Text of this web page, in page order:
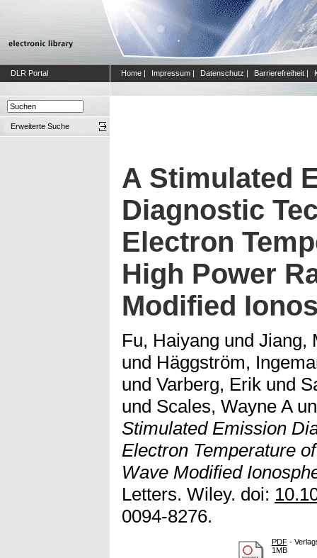
DLR Portal Home | Impressum | Datenschutz | Barrierefreiheit |
Erweiterte Suche
A Stimulated
Diagnostic
Electron
High Power
Modified
Fu, Haiyang und Jiang,
und Häggström,
und Varberg, Erik und
und Scales, Wayne A
Stimulated Emission
Electron Temperature
Wave Modified
Letters. Wiley. doi:
0094-8276.
PDF-
1MB